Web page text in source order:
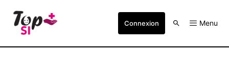
Connexion Menu